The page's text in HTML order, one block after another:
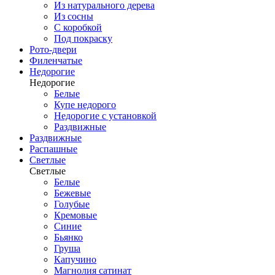
Из натурального дерева
Из сосны
С коробкой
Под покраску
Рото-двери
Филенчатые
Недорогие
Недорогие
Белые
Купе недорого
Недорогие с установкой
Раздвижные
Раздвижные
Распашные
Светлые
Светлые
Белые
Бежевые
Голубые
Кремовые
Синие
Бьянко
Груша
Капучино
Магнолия сатинат